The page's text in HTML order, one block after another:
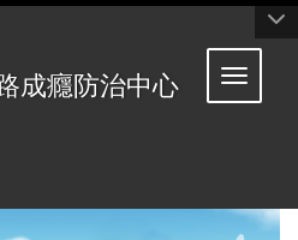
Toggle
成癮防治中心